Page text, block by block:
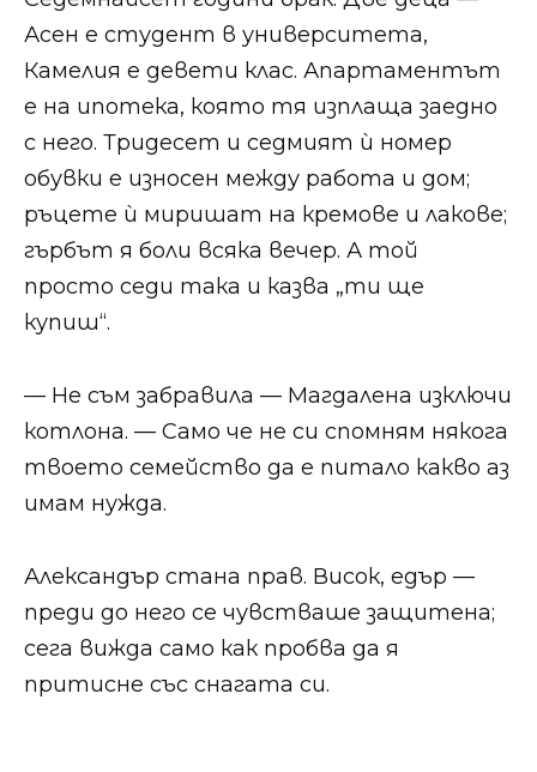
Асен е студент в университета,
Камелия е девети клас. Апартаментът
е на ипотека, която тя изплаща заедно
с него. Тридесет и седмият ѝ номер
обувки е износен между работа и дом;
ръцете ѝ миришат на кремове и лакове;
гърбът я боли всяка вечер. А той
просто седи така и казва „ти ще
купиш“.
— Не съм забравила — Магдалена изключи
котлона. — Само че не си спомням някога
твоето семейство да е питало какво аз
имам нужда.
Александър стана прав. Висок, едър —
преди до него се чувстваше защитена;
сега вижда само как пробва да я
притисне със снагата си.